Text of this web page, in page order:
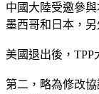
中國大陸受邀參
墨西哥和日本，
美國退出後，
第二，略為修改